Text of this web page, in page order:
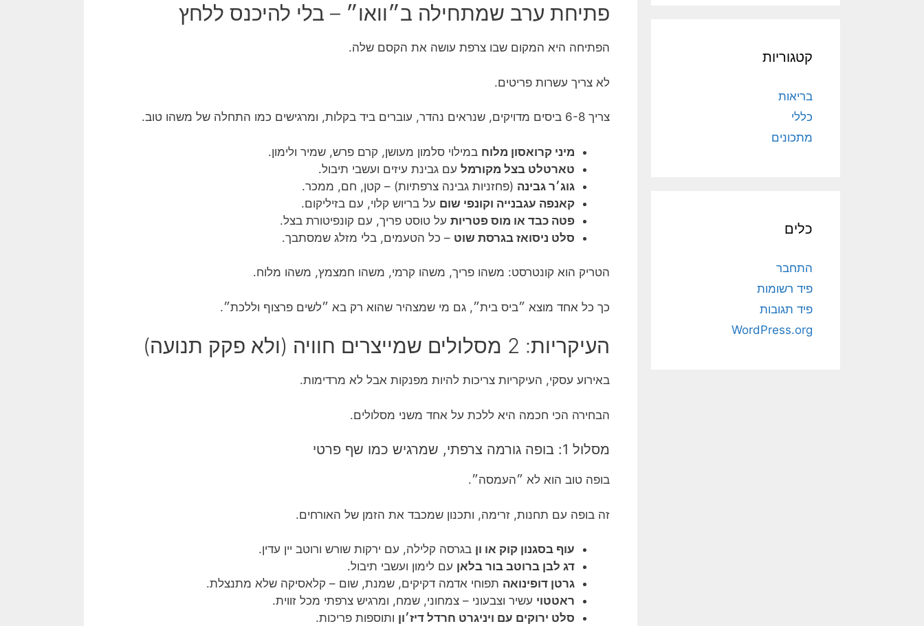
פתיחת ערב שמתחילה ב״וואו״ – בלי להיכנס ללחץ
הפתיחה היא המקום שבו צרפת עושה את הקסם שלה.
לא צריך עשרות פריטים.
צריך 6-8 ביסים מדויקים, שנראים נהדר, עוברים ביד בקלות, ומרגישים כמו התחלה של משהו טוב.
מיני קרואסון מלוח במילוי סלמון מעושן, קרם פרש, שמיר ולימון.
טארטלט בצל מקורמל עם גבינת עיזים ועשבי תיבול.
גוג׳ר גבינה (פחזניות גבינה צרפתיות) – קטן, חם, ממכר.
קאנפה עגבנייה וקונפי שום על בריוש קלוי, עם בזיליקום.
פטה כבד או מוס פטריות על טוסט פריך, עם קונפיטורת בצל.
סלט ניסואז בגרסת שוט – כל הטעמים, בלי מזלג שמסתבך.
הטריק הוא קונטרסט: משהו פריך, משהו קרמי, משהו חמצמץ, משהו מלוח.
כך כל אחד מוצא ״ביס בית״, גם מי שמצהיר שהוא רק בא ״לשים פרצוף וללכת״.
העיקריות: 2 מסלולים שמייצרים חוויה (ולא פקק תנועה)
באירוע עסקי, העיקריות צריכות להיות מפנקות אבל לא מרדימות.
הבחירה הכי חכמה היא ללכת על אחד משני מסלולים.
מסלול 1: בופה גורמה צרפתי, שמרגיש כמו שף פרטי
בופה טוב הוא לא ״העמסה״.
זה בופה עם תחנות, זרימה, ותכנון שמכבד את הזמן של האורחים.
עוף בסגנון קוק או ון בגרסה קלילה, עם ירקות שורש ורוטב יין עדין.
דג לבן ברוטב בור בלאן עם לימון ועשבי תיבול.
גרטן דופינואה תפוחי אדמה דקיקים, שמנת, שום – קלאסיקה שלא מתנצלת.
ראטטוי עשיר וצבעוני – צמחוני, שמח, ומרגיש צרפתי מכל זווית.
סלט ירוקים עם ויניגרט חרדל דיז׳ון ותוספות פריכות.
קטגוריות
בריאות
כללי
מתכונים
כלים
התחבר
פיד רשומות
פיד תגובות
WordPress.org